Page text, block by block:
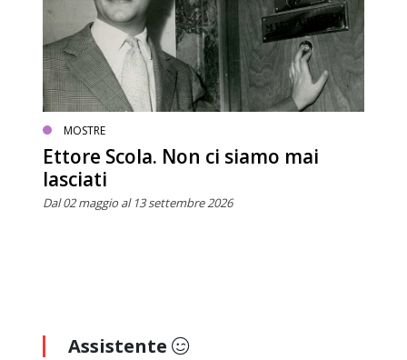
MOSTRE
Ettore Scola. Non ci siamo mai
lasciati
Dal 02 maggio al 13 settembre 2026
Assistente